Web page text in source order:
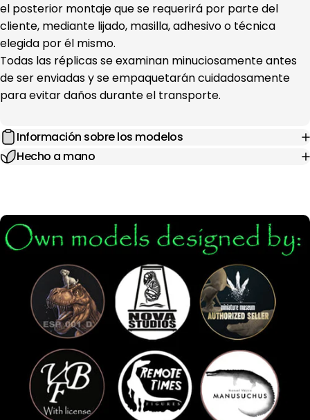
el posterior montaje que se requerirá por parte del
cliente, mediante lijado, masilla, adhesivo o técnica
elegida por él mismo.
Todas las réplicas se examinan minuciosamente antes
de ser enviadas y se empaquetarán cuidadosamente
para evitar daños durante el transporte.
Información sobre los modelos
Hecho a mano